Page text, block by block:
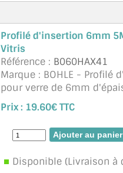
Profilé d'insertion 6mm
Vitris
Référence : B060HAX41
Marque : BOHLE - Profilé
pour verre de 6mm
plastique transparent.
feuillure BO 60HAX31/61
Prix : 19.60€ TTC
Disponible (Livraison à